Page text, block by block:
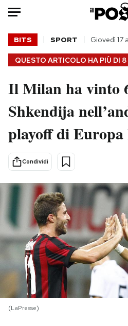
HOME
Italia
Politica
Tecnologia
Scienza
Economia
Sport
PODCAST
NEWSLETTER
QUESTO ARTICOLO HA PIÙ DI 8
BITS SPORT Giovedì 17
Il Milan ha vinto
Shkendija
playoff di Europa
Condividi
(LaPresse)